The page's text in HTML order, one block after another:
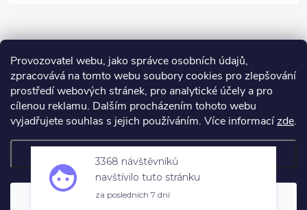
Provozovatel webu, jako správce osobních údajů,
zpracovává na tomto webu soubory cookies pro zlepšování
prostředí webových stránek, pro analytické účely a pro
cílenou reklamu. Dalším procházením tohoto webu
vyjadřujete souhlas s jejich používáním. Více informacízde.
Nastavení
Souhlasím
Copyright 2026 Jeans-Shop.cz. Všechna práva vyhrazena.
nastavení cookies
3368 návštěvníků
navštívilo tuto stránku
za posledních 7 dní